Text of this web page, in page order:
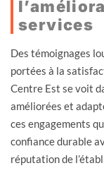
services
Des témoignages
portées à la
Centre Est se voit
améliorées et
ces engagements
confiance durable
réputation de